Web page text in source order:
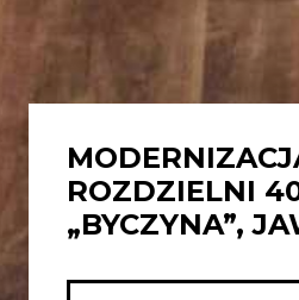
ROZDZIELNI
„BYCZYNA”,